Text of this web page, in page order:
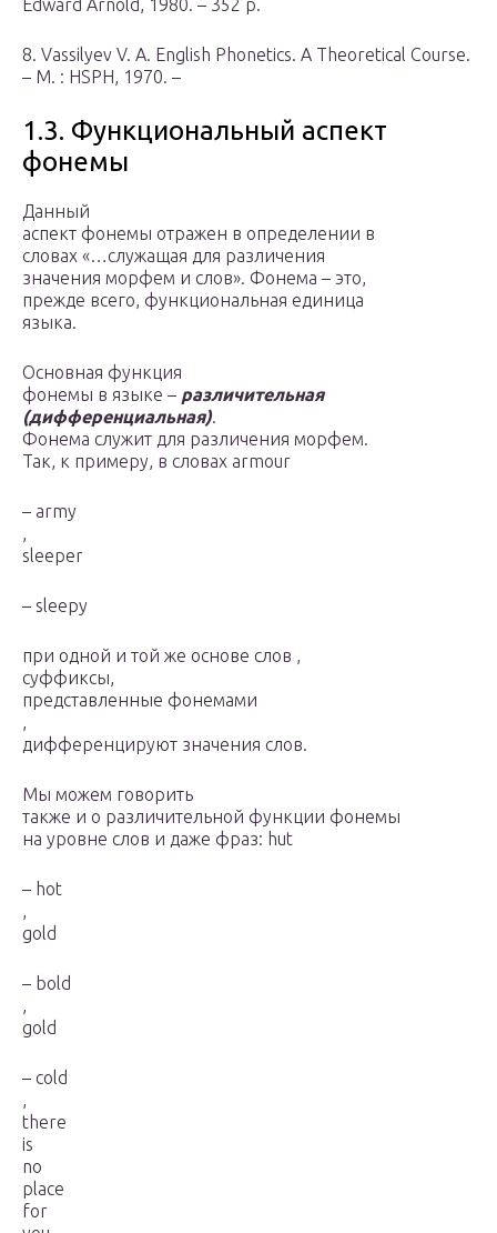
Edward Arnold, 1980. – 352 p.
8. Vassilyev V. A. English Phonetics. A Theoretical Course.
– M. : HSPH, 1970. –
1.3. Функциональный аспект
фонемы
Данный
аспект фонемы отражен в определении в
словах «…служащая для различения
значения морфем и слов». Фонема – это,
прежде всего, функциональная единица
языка.
Основная функция
фонемы в языке – различительная
(дифференциальная).
Фонема служит для различения морфем.
Так, к примеру, в словах armour
– army
,
sleeper
– sleepy
при одной и той же основе слов ,
суффиксы,
представленные фонемами
,
дифференцируют значения слов.
Мы можем говорить
также и о различительной функции фонемы
на уровне слов и даже фраз: hut
– hot
,
gold
– bold
,
gold
– cold
,
there
is
no
place
for